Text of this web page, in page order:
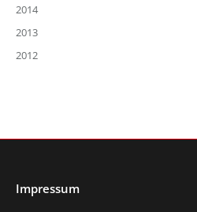
2014
2013
2012
Impressum